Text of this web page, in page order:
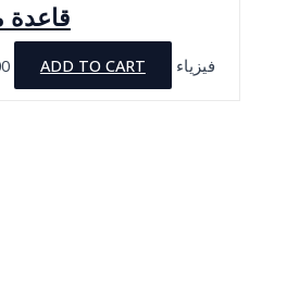
قاعدة
ADD TO CART فيزياء